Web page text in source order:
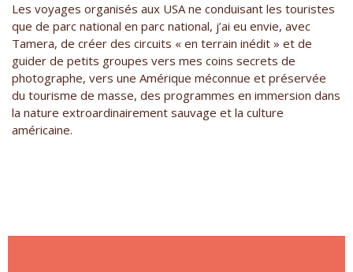
Les voyages organisés aux USA ne conduisant les touristes
que de parc national en parc national, j’ai eu envie, avec
Tamera, de créer des circuits « en terrain inédit » et de
guider de petits groupes vers mes coins secrets de
photographe, vers une Amérique méconnue et préservée
du tourisme de masse, des programmes en immersion dans
la nature extroardinairement sauvage et la culture
américaine.